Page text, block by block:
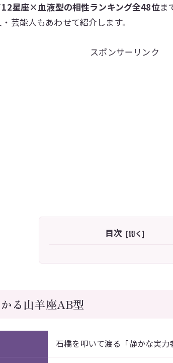
12星座×血液型の相性ランキング全48位ま
芸能人もあわせて紹介します。
スポンサーリンク
目次
る山羊座AB型
石橋を叩いて渡る「静かな実力